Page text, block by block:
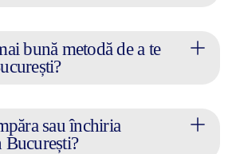
bună metodă de a te
sau închiria
București?